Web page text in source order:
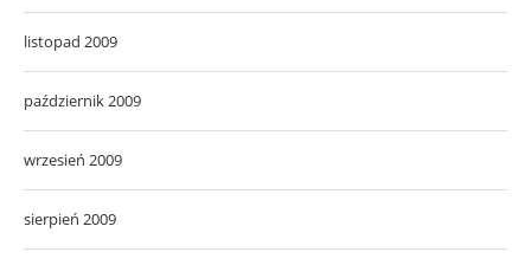
listopad 2009
październik 2009
wrzesień 2009
sierpień 2009